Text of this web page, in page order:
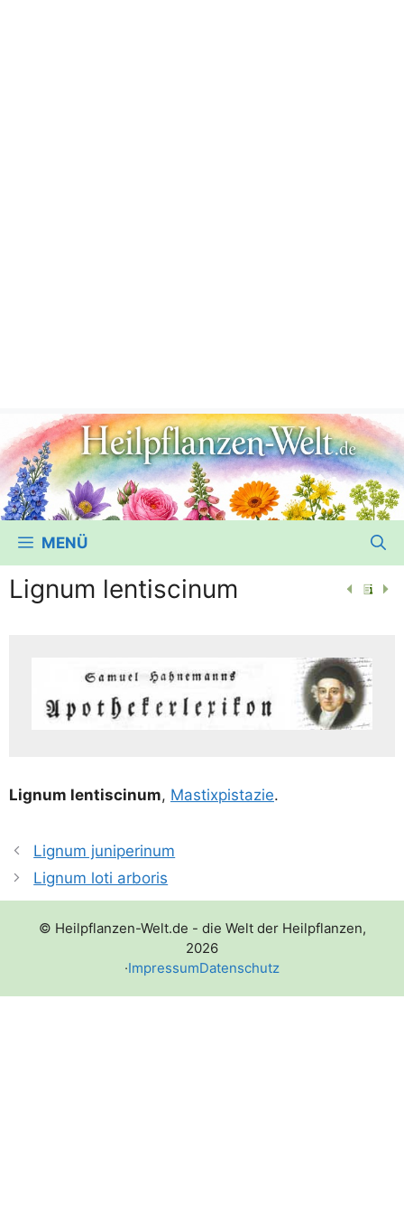
MENÜ
Lignum lentiscinum
Lig­num len­ti­scinum, Mastix­pis­ta­zie.
Lignum juniperinum
Lignum loti arboris
© Heilpflanzen-Welt.de - die Welt der Heilpflanzen,
2026
·ImpressumDatenschutz